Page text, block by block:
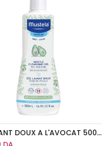
GEL LAVANT DOUX A L'AVOCAT 500ML MUSTELA